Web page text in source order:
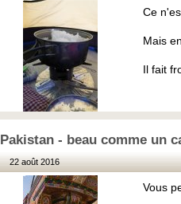
Ce
Mais
Il fait
Pakistan - beau comme un
22 août 2016
Vous